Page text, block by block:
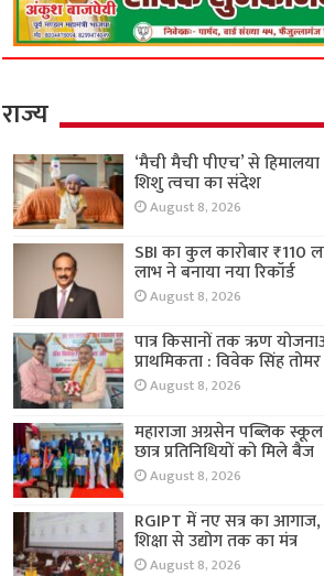
राज्य
‘मैची मैची पीएच’ से
शिशु त्वचा का संदेश
August 8, 2026
SBI का कुल कारोबार ₹110
लाभ ने बनाया नया रिकॉर्ड
August 8, 2026
पात्र किसानों तक ऋण
प्राथमिकता : विवेक सिंह तोमर
August 8, 2026
महाराजा अग्रसेन पब्लिक
छात्र प्रतिनिधियों को मिले बैज
August 8, 2026
RGIPT में नए सत्र का आगाज,
शिक्षा से उद्योग तक का मंत्र
August 8, 2026